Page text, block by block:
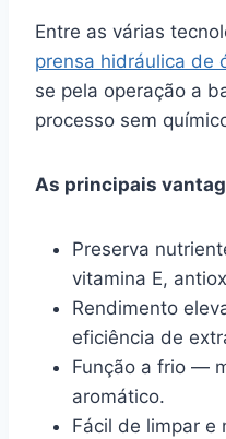
Entre as várias
prensa hidráulica de
se pela operação a
processo sem
As principais
Preserva
vitamina E,
Rendimento
eficiência de
Função a frio —
aromático.
Fácil de limpar